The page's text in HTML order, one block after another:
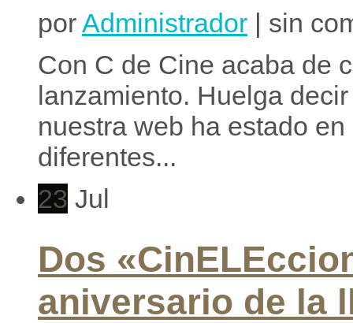
porAdministrador | sin
Con C de Cine acaba de
lanzamiento. Huelga
nuestra web ha estado
diferentes...
23 Jul
Dos
aniversario de la